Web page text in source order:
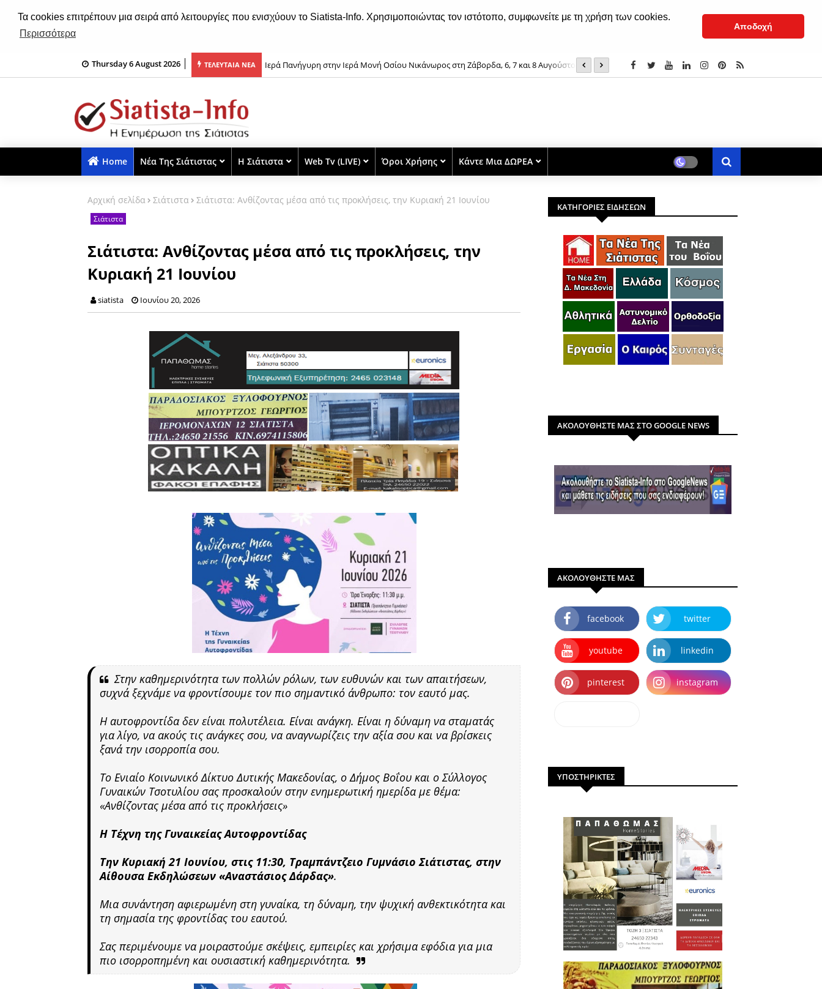
Τα cookies επιτρέπουν μια σειρά από λειτουργίες που ενισχύουν το Siatista-Info. Χρησιμοποιώντας τον ιστότοπο, συμφωνείτε με τη χρήση των cookies.
Περισσότερα
Αποδοχή
Thursday 6 August 2026 ΤΕΛΕΥΤΑΙΑ ΝΕΑ
Kατάσβεση της πυρκαγιάς σε εγκαταλελειμμένο κτήριο στην Κοζάνη
Σιάτιστα: Ιερά Πανήγυρις του κοιμητηριακού Ι. Ν.
Home Νέα Της Σιάτιστας Η Σιάτιστα Web Tv (LIVE) Όροι Χρήσης Κάντε Μια ΔΩΡΕΑ
Αρχική σελίδα Σιάτιστα Σιάτιστα: Aνθίζοντας μέσα από τις προκλήσεις, την Κυριακή 21 Ιουνίου
Σιάτιστα
Σιάτιστα: Aνθίζοντας μέσα από τις προκλήσεις, την
Κυριακή 21 Ιουνίου
siatista Ιουνίου 20, 2026
Στην καθημερινότητα των πολλών ρόλων, των ευθυνών και των απαιτήσεων,
συχνά ξεχνάμε να φροντίσουμε τον πιο σημαντικό άνθρωπο: τον εαυτό μας.
Η αυτοφροντίδα δεν είναι πολυτέλεια. Είναι ανάγκη. Είναι η δύναμη να σταματάς
για λίγο, να ακούς τις ανάγκες σου, να αναγνωρίζεις την αξία σου και να βρίσκεις
ξανά την ισορροπία σου.
Το Ενιαίο Κοινωνικό Δίκτυο Δυτικής Μακεδονίας, ο Δήμος Βοΐου και ο Σύλλογος
Γυναικών Τσοτυλίου σας προσκαλούν στην ενημερωτική ημερίδα με θέμα:
«Ανθίζοντας μέσα από τις προκλήσεις»
Η Τέχνη της Γυναικείας Αυτοφροντίδας
Την Κυριακή 21 Ιουνίου, στις 11:30, Τραμπάντζειο Γυμνάσιο Σιάτιστας, στην
Αίθουσα Εκδηλώσεων «Αναστάσιος Δάρδας».
Μια συνάντηση αφιερωμένη στη γυναίκα, τη δύναμη, την ψυχική ανθεκτικότητα και
τη σημασία της φροντίδας του εαυτού.
Σας περιμένουμε να μοιραστούμε σκέψεις, εμπειρίες και χρήσιμα εφόδια για μια
πιο ισορροπημένη και ουσιαστική καθημερινότητα.
ΚΑΤΗΓΟΡΙΕΣ ΕΙΔΗΣΕΩΝ
ΑΚΟΛΟΥΘΗΣΤΕ ΜΑΣ ΣΤΟ GOOGLE NEWS
ΑΚΟΛΟΥΘΗΣΤΕ ΜΑΣ
facebook twitter
youtube linkedin
pinterest instagram
ΥΠΟΣΤΗΡΙΚΤΕΣ